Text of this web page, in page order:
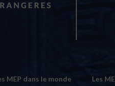
MEP dans le monde Les